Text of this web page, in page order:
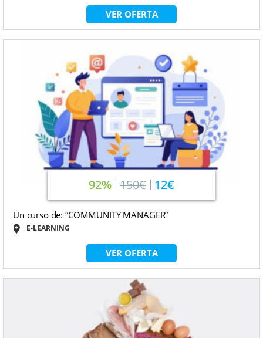
VER OFERTA
92% 150€ 12€
Un curso de: “COMMUNITY MANAGER”
E-LEARNING
VER OFERTA